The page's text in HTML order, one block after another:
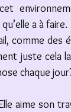
a à faire.
comme
juste cela la
chaque
aime son